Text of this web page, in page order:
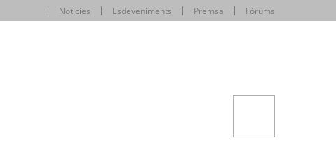
Notícies Esdeveniments Premsa Fòrums